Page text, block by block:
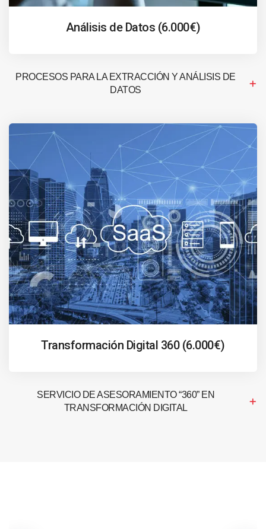
Análisis de Datos (6.000€)
PROCESOS PARA LA EXTRACCIÓN Y ANÁLISIS DE
DATOS
Transformación Digital 360 (6.000€)
SERVICIO DE ASESORAMIENTO “360” EN
TRANSFORMACIÓN DIGITAL